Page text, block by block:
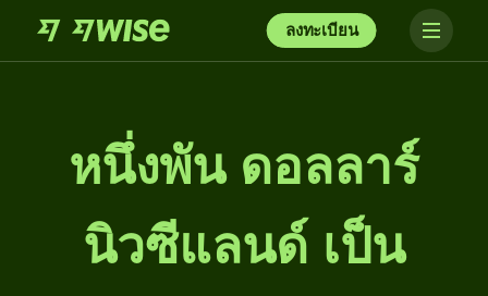
ลงทะเบียน
หนึ่ง​พัน ดอลลาร์
นิวซีแลนด์ เป็น